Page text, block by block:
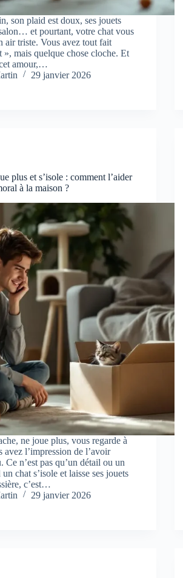
son plaid est doux, ses jouets
et pourtant, votre chat vous
air triste. Vous avez tout fait
», mais quelque chose cloche. Et
amour,…
29 janvier 2026
plus et s’isole : comment l’aider
à la maison ?
ne joue plus, vous regarde à
l’impression de l’avoir
Ce n’est pas qu’un détail ou un
chat s’isole et laisse ses jouets
c’est…
29 janvier 2026